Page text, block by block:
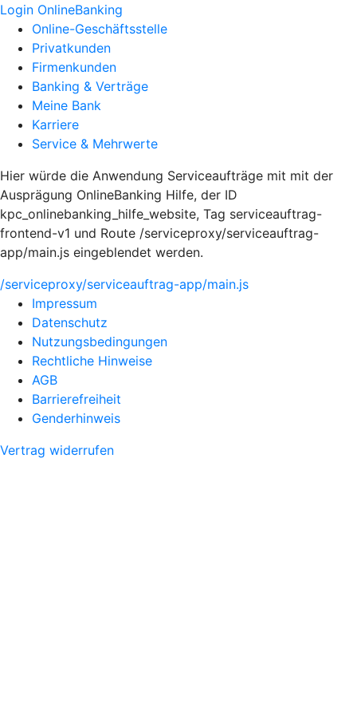
Login OnlineBanking
Online-Geschäftsstelle
Privatkunden
Firmenkunden
Banking & Verträge
Meine Bank
Karriere
Service & Mehrwerte
Hier würde die Anwendung Serviceaufträge mit mit der
Ausprägung OnlineBanking Hilfe, der ID
kpc_onlinebanking_hilfe_website, Tag serviceauftrag-
frontend-v1 und Route /serviceproxy/serviceauftrag-
app/main.js eingeblendet werden.
/serviceproxy/serviceauftrag-app/main.js
Impressum
Datenschutz
Nutzungsbedingungen
Rechtliche Hinweise
AGB
Barrierefreiheit
Genderhinweis
Vertrag widerrufen